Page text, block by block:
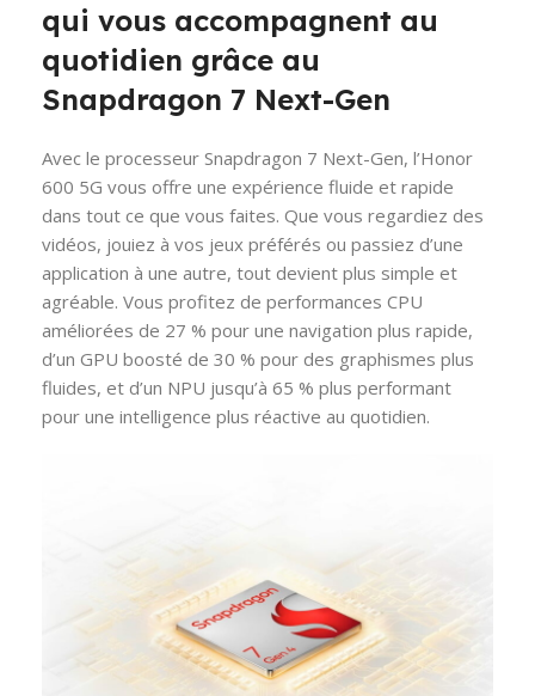
qui vous accompagnent au
quotidien grâce au
Snapdragon 7 Next-Gen
Avec le processeur Snapdragon 7 Next-Gen, l’Honor
600 5G vous offre une expérience fluide et rapide
dans tout ce que vous faites. Que vous regardiez des
vidéos, jouiez à vos jeux préférés ou passiez d’une
application à une autre, tout devient plus simple et
agréable. Vous profitez de performances CPU
améliorées de 27 % pour une navigation plus rapide,
d’un GPU boosté de 30 % pour des graphismes plus
fluides, et d’un NPU jusqu’à 65 % plus performant
pour une intelligence plus réactive au quotidien.